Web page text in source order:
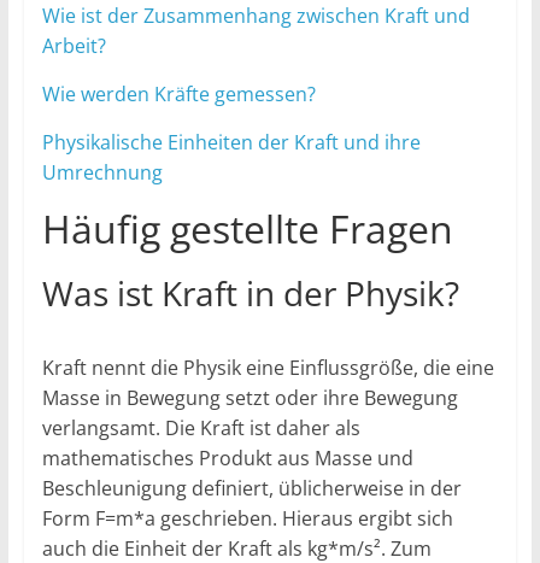
Wie ist der Zusammenhang zwischen Kraft und
Arbeit?
Wie werden Kräfte gemessen?
Physikalische Einheiten der Kraft und ihre
Umrechnung
Häufig gestellte Fragen
Was ist Kraft in der Physik?
Kraft nennt die Physik eine Einflussgröße, die eine
Masse in Bewegung setzt oder ihre Bewegung
verlangsamt. Die Kraft ist daher als
mathematisches Produkt aus Masse und
Beschleunigung definiert, üblicherweise in der
Form F=m*a geschrieben. Hieraus ergibt sich
auch die Einheit der Kraft als kg*m/s². Zum